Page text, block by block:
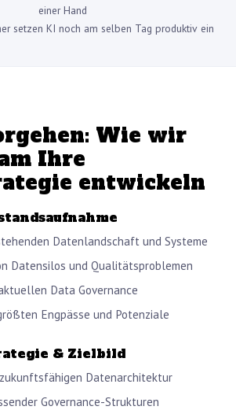
einer Hand
setzen KI noch am selben Tag produktiv ein
Wie wir
Ihre
entwickeln
Datenlandschaft und Systeme
Datensilos und Qualitätsproblemen
Data Governance
Engpässe und Potenziale
& Zielbild
Datenarchitektur
Governance-Strukturen